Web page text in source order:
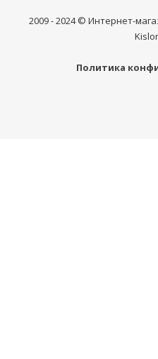
2009 - 2024 © Интернет-
Политика